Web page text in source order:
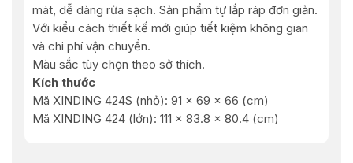
mát, dễ dàng rửa sạch. Sản phẩm tự lắp ráp đơn giản.
Với kiểu cách thiết kế mới giúp tiết kiệm không gian
và chi phí vận chuyển.
Màu sắc tùy chọn theo sở thích.
Kích thước
Mã XINDING 424S (nhỏ): 91 x 69 x 66 (cm)
Mã XINDING 424 (lớn): 111 x 83.8 x 80.4 (cm)